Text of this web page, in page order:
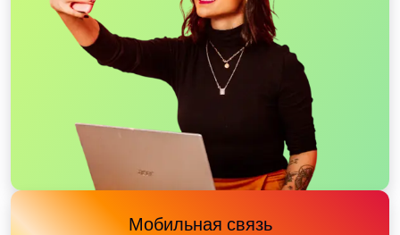
Мобильная связь